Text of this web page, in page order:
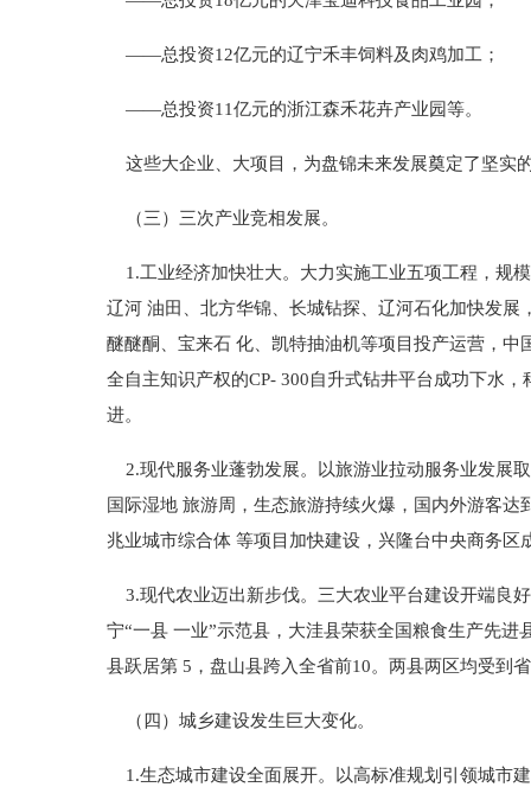
——总投资12亿元的辽宁禾丰饲料及肉鸡加工；
——总投资11亿元的浙江森禾花卉产业园等。
这些大企业、大项目，为盘锦未来发展奠定了坚实
（三）三次产业竞相发展。
1.工业经济加快壮大。大力实施工业五项工程，规
辽河 油田、北方华锦、长城钻探、辽河石化加快发
醚醚酮、宝来石 化、凯特抽油机等项目投产运营，
全自主知识产权的CP- 300自升式钻井平台成功下水
进。
2.现代服务业蓬勃发展。以旅游业拉动服务业发展
国际湿地 旅游周，生态旅游持续火爆，国内外游客
兆业城市综合体 等项目加快建设，兴隆台中央商务
3.现代农业迈出新步伐。三大农业平台建设开端良
宁“一县 一业”示范县，大洼县荣获全国粮食生产先
县跃居第 5，盘山县跨入全省前10。两县两区均受到
（四）城乡建设发生巨大变化。
1.生态城市建设全面展开。以高标准规划引领城市